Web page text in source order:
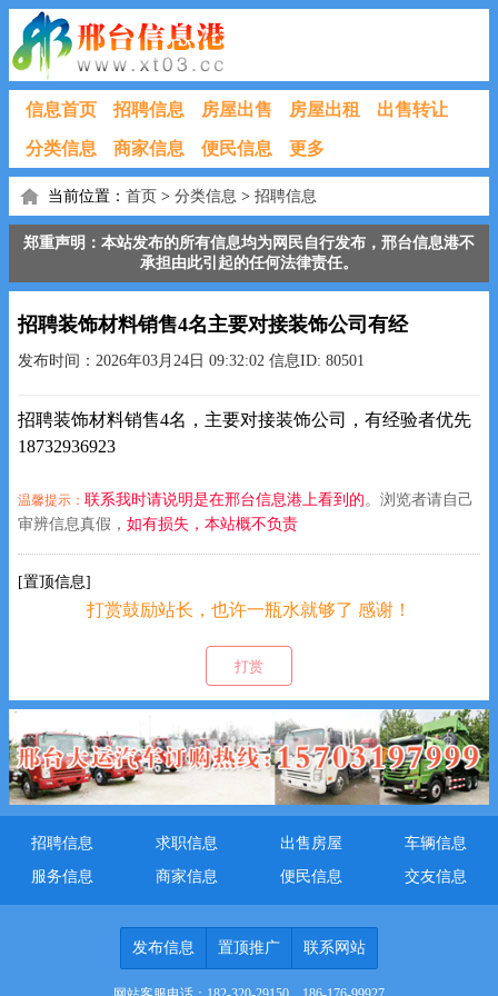
信息首页 招聘信息 房屋出售 房屋出租 出售转让
分类信息 商家信息 便民信息 更多
当前位置： 首页 > 分类信息 > 招聘信息
郑重声明：本站发布的所有信息均为网民自行发布，邢台信息港不
承担由此引起的任何法律责任。
招聘装饰材料销售4名主要对接装饰公司有经
发布时间：2026年03月24日 09:32:02 信息ID: 80501
招聘装饰材料销售4名，主要对接装饰公司，有经验者优先
18732936923
温馨提示： 联系我时请说明是在邢台信息港上看到的。浏览者请自己
审辨信息真假， 如有损失，本站概不负责
[置顶信息]
打赏鼓励站长，也许一瓶水就够了 感谢！
打赏
招聘信息 求职信息 出售房屋
车辆信息
服务信息
商家信息 便民信息 交友信息
发布信息 置顶推广 联系网站